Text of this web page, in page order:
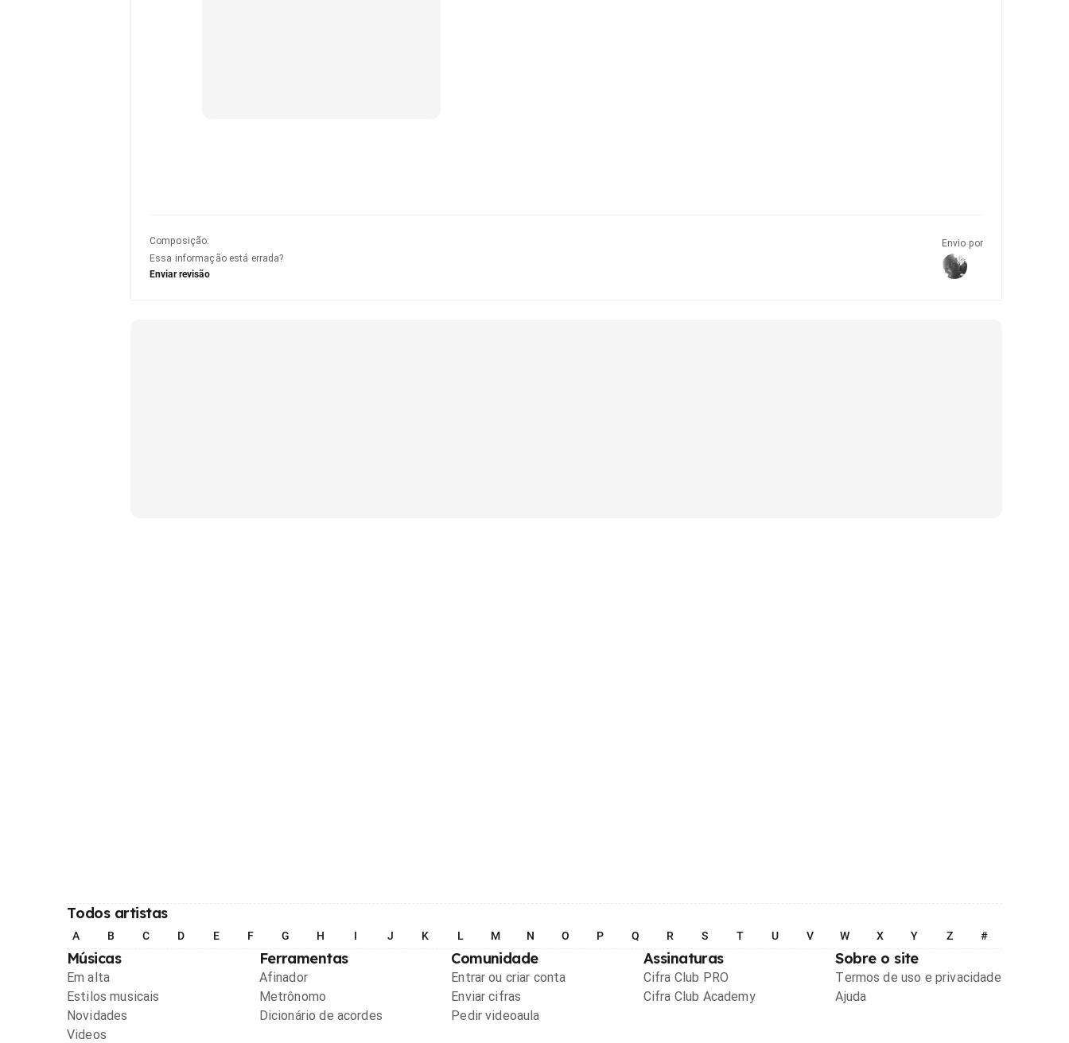
Composição:
Essa informação está errada?
Enviar revisão
Envio por
Todos artistas
A B C D E F G H I J K L M N O P Q R S T U V W X Y Z #
Músicas
Em alta
Estilos musicais
Novidades
Videos
Ferramentas
Afinador
Metrônomo
Dicionário de acordes
Comunidade
Entrar ou criar conta
Enviar cifras
Pedir videoaula
Assinaturas
Cifra Club PRO
Cifra Club Academy
Sobre o site
Termos de uso e privacidade
Ajuda